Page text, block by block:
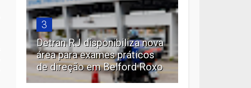
3
Detran RJ disponibiliza nova
área para exames práticos
de direção em Belford Roxo